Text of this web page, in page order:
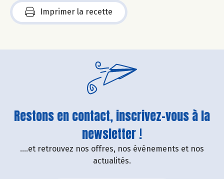
Imprimer la recette
Restons en contact, inscrivez-vous à la
newsletter !
....et retrouvez nos offres, nos événements et nos
actualités.